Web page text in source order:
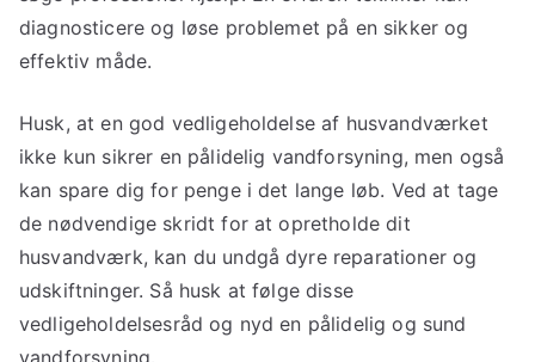
diagnosticere og løse problemet på en sikker og
effektiv måde.
Husk, at en god vedligeholdelse af husvandværket
ikke kun sikrer en pålidelig vandforsyning, men også
kan spare dig for penge i det lange løb. Ved at tage
de nødvendige skridt for at opretholde dit
husvandværk, kan du undgå dyre reparationer og
udskiftninger. Så husk at følge disse
vedligeholdelsesråd og nyd en pålidelig og sund